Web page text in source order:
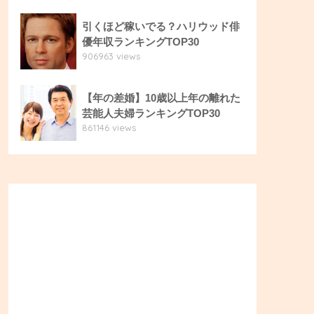
引くほど稼いでる？ハリウッド俳
優年収ランキングTOP30
906963 views
【年の差婚】10歳以上年の離れた
芸能人夫婦ランキングTOP30
861146 views